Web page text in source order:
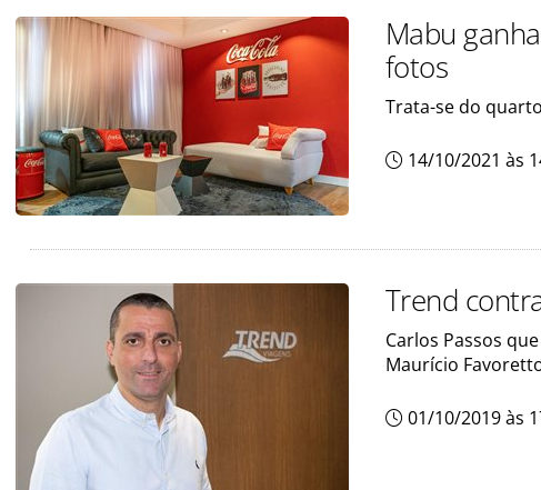
Mabu
fotos
Trata-se do
14/10/2021 às
Trend
Carlos Passos
Maurício
01/10/2019 às